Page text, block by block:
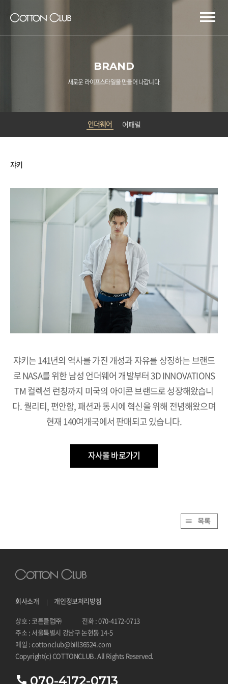
BRAND
새로운 라이프스타일을 만들어 나갑니다.
언더웨어 어패럴
쟈키
쟈키는 141년의 역사를 가진 개성과 자유를 상징하는 브랜드
로NASA를 위한 남성 언더웨어 개발부터 3D INNOVATIONS
TM 컬렉션 런칭까지 미국의 아이콘 브랜드로 성장해왔습니
다. 퀄리티, 편안함, 패션과 동시에 혁신을 위해 전념해왔으며
현재 140여개국에서 판매되고 있습니다.
자사몰 바로가기
회사소개 개인정보처리방침
상호 : 코튼클럽㈜
전화 : 070-4172-0713
주소 : 서울특별시 강남구 논현동 14-5
메일 : cottonclub@bill36524.com
Copyright(c) COTTONCLUB. All Rights Reserved.
070-4172-0713